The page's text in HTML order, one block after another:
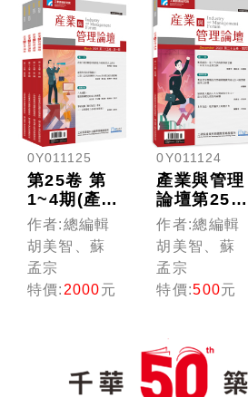
0Y011125
第25卷 第
1~4期(產業
與管理論
壇)
作者:總編輯
胡美智、蘇
孟宗
特價: 2000元
0Y011124
產業與管理
論壇第25卷
第4期
作者:總編輯
胡美智、蘇
孟宗
特價:500元